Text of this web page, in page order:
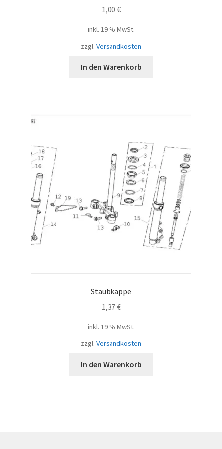
1,00 €
inkl. 19 % MwSt.
zzgl. Versandkosten
In den Warenkorb
Staubkappe
1,37€
inkl. 19 % MwSt.
zzgl. Versandkosten
In den Warenkorb